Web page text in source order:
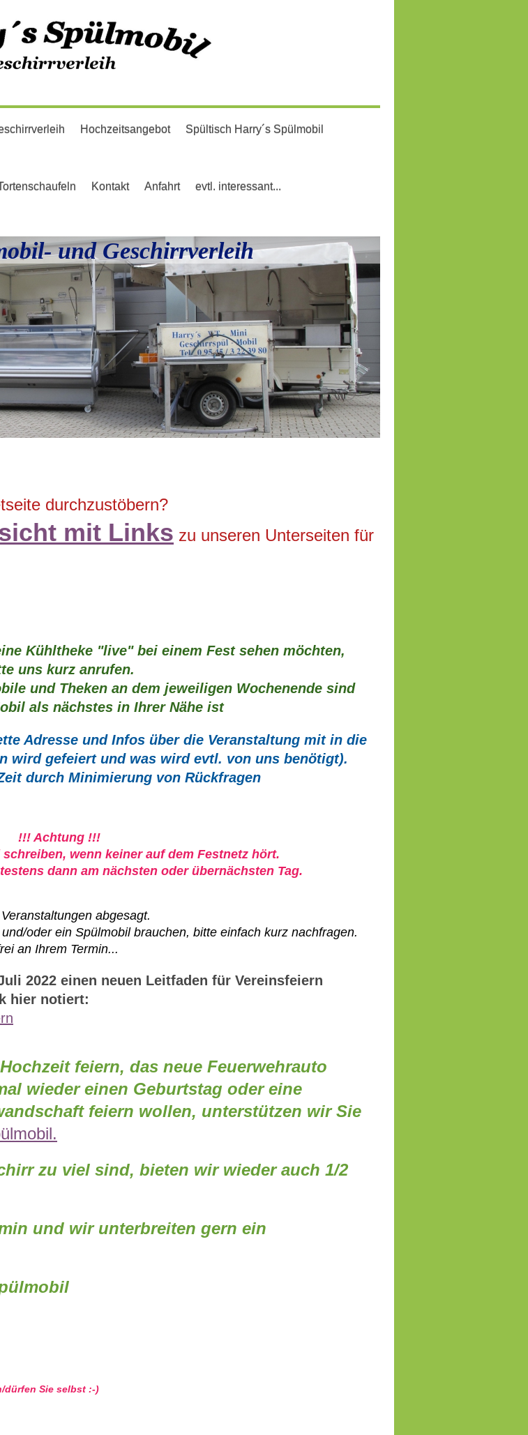
Hochzeitsangebot Spültisch Harry´s Spülmobil
Kontakt Anfahrt evtl. interessant...
und Geschirrverleih
durchzustöbern?
mit Links zu unseren Unterseiten für
Kühltheke "live" bei einem Fest sehen möchten,
uns kurz anrufen.
und Theken an dem jeweiligen Wochenende sind
als nächstes in Ihrer Nähe ist
Adresse und Infos über die Veranstaltung mit in die
wird gefeiert und was wird evtl. von uns benötigt).
durch Minimierung von Rückfragen
!!! Achtung !!!
wenn keiner auf dem Festnetz hört.
dann am nächsten oder übernächsten Tag.
abgesagt.
oder ein Spülmobil brauchen, bitte einfach kurz nachfragen.
an Ihrem Termin...
2022 einen neuen Leitfaden für Vereinsfeiern
hier notiert:
feiern, das neue Feuerwehrauto
wieder einen Geburtstag oder eine
feiern wollen, unterstützen wir Sie
zu viel sind, bieten wir wieder auch 1/2
und wir unterbreiten gern ein
dürfen Sie selbst :-)